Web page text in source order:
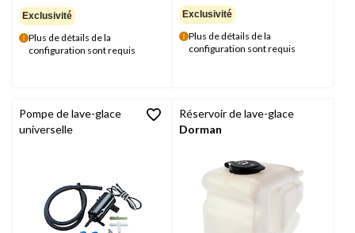
étoile(s)
sur
5.
Exclusivité
Plus de détails de la
configuration sont requis
étoile(s)
sur
5.
Exclusivité
Plus de détails de la
configuration sont requis
Pompe de lave-glace
universelle
Réservoir de lave-glace
Dorman